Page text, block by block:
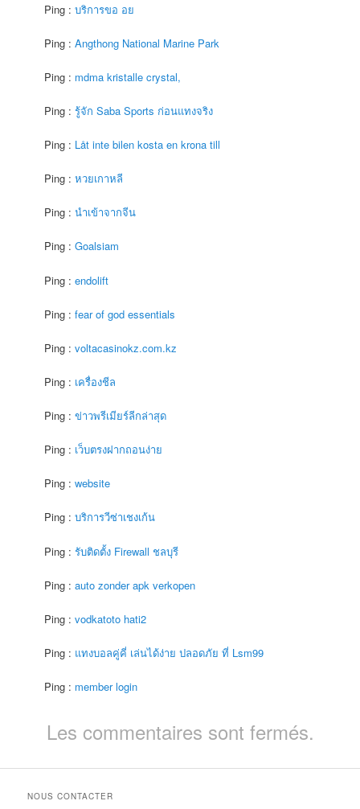
Ping :บริการขอ อย
Ping :Angthong National Marine Park
Ping : mdma kristalle crystal,
Ping :รู้จัก Saba Sports ก่อนแทงจริง
Ping : Låt inte bilen kosta en krona till
Ping :หวยเกาหลี
Ping :นำเข้าจากจีน
Ping :Goalsiam
Ping :endolift
Ping :fear of god essentials
Ping :voltacasinokz.com.kz
Ping : เครื่องชีล
Ping :ข่าวพรีเมียร์ลีกล่าสุด
Ping : เว็บตรงฝากถอนง่าย
Ping :website
Ping :บริการวีซ่าเชงเก้น
Ping :รับติดตั้ง Firewall ชลบุรี
Ping :auto zonder apk verkopen
Ping :vodkatoto hati2
Ping : แทงบอลคู่คี่ เล่นได้ง่าย ปลอดภัย ที่ Lsm99
Ping : member login
Les commentaires sont fermés.
NOUS CONTACTER